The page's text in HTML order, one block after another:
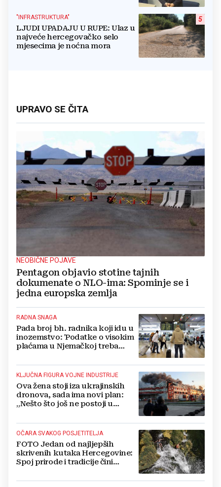
5
"INFRASTRUKTURA"
LJUDI UPADAJU U RUPE: Ulaz u
najveće hercegovačko selo
mjesecima je noćna mora
UPRAVO SE ČITA
NEOBIČNE POJAVE
Pentagon objavio stotine tajnih
dokumenate o NLO-ima: Spominje se i
jedna europska zemlja
RADNA SNAGA
Pada broj bh. radnika koji idu u
inozemstvo: 'Podatke o visokim
plaćama u Njemačkoj treba
KLJUČNA FIGURA VOJNE INDUSTRIJE
Ova žena stoji iza ukrajinskih
dronova, sada ima novi plan:
„Nešto što još ne postoji u
OČARA SVAKOG POSJETITELJA
FOTO Jedan od najljepših
skrivenih kutaka Hercegovine:
Spoj prirode i tradicije čini
destinacijom